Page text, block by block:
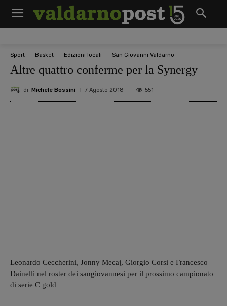
Sport Basket Edizioni locali San Giovanni Valdarno
Altre quattro conferme per la Synergy
di Michele Bossini 7 Agosto 2018 551
Leonardo Ceccherini, Jonny Mecaj, Giorgio Corsi e Francesco
Dainelli nel roster dei sangiovannesi per il prossimo campionato
di serie C gold